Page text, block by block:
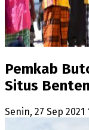
Pemkab
Situs
Senin, 27 Sep 2021